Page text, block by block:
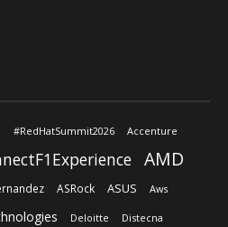
#RedHatSummit2026 Accenture
AMD
ASRock ASUS Aws
Deloitte Distecna